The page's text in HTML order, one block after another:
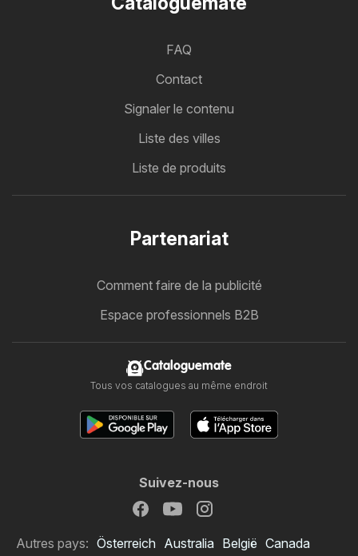
FAQ
Contact
Signaler le contenu
Liste des villes
Liste de produits
Partenariat
Comment faire de la publicité
Espace professionnels B2B
Cataloguemate
Tous vos catalogues au même endroit
Suivez-nous
Autres pays: Österreich Australia België Canada